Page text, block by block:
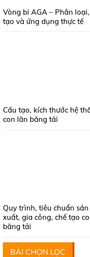
Vòng bi AGA – Phân
tạo và ứng dụng thực tế
Cấu tạo, kích thước hệ
con lăn băng tải
Quy trình, tiêu chuẩn sản
xuất, gia công, chế tạo
băng tải
BÀI CHỌN LỌC